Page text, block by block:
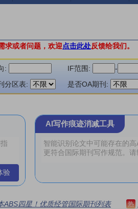
求或者问题，欢迎点击此处反馈给我们。
: IF范围: -
分区表: 是否OA期刊:
验
AI写作痕迹消减工具
ABS四星！优质经管国际期刊列表 热